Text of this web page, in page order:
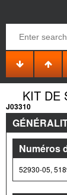
KIT DE
J03310
Numéros
52930-05,